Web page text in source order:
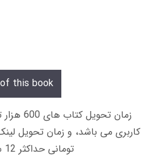
this book
زمان
تومانی حداکثر 12 ساعت از طریق پیامک/ایمیل